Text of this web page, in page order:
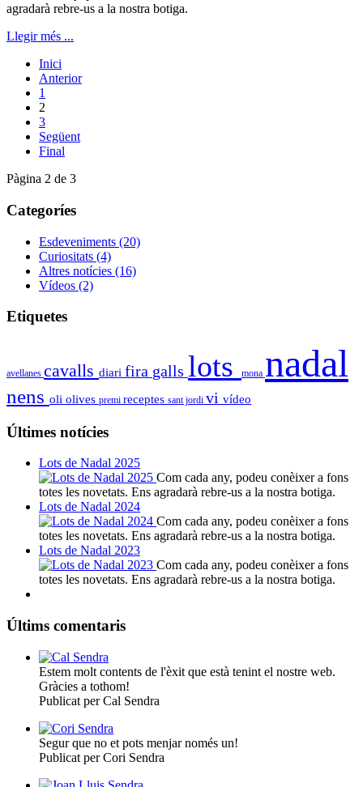
agradarà rebre-us a la nostra botiga.
Llegir més ...
Inici
Anterior
1
2
3
Següent
Final
Pàgina 2 de 3
Categoríes
Esdeveniments (20)
Curiositats (4)
Altres notícies (16)
Vídeos (2)
Etiquetes
avellanes cavalls diari fira galls lots mona nadal
nens oli olives premi receptes sant jordi vi vídeo
Últimes notícies
Lots de Nadal 2025
Com cada any, podeu conèixer a fons
totes les novetats. Ens agradarà rebre-us a la nostra botiga.
Lots de Nadal 2024
Com cada any, podeu conèixer a fons
totes les novetats. Ens agradarà rebre-us a la nostra botiga.
Lots de Nadal 2023
Com cada any, podeu conèixer a fons
totes les novetats. Ens agradarà rebre-us a la nostra botiga.
Últims comentaris
Estem molt contents de l'èxit que està tenint el nostre web.
Gràcies a tothom!
Publicat per Cal Sendra
Segur que no et pots menjar només un!
Publicat per Cori Sendra